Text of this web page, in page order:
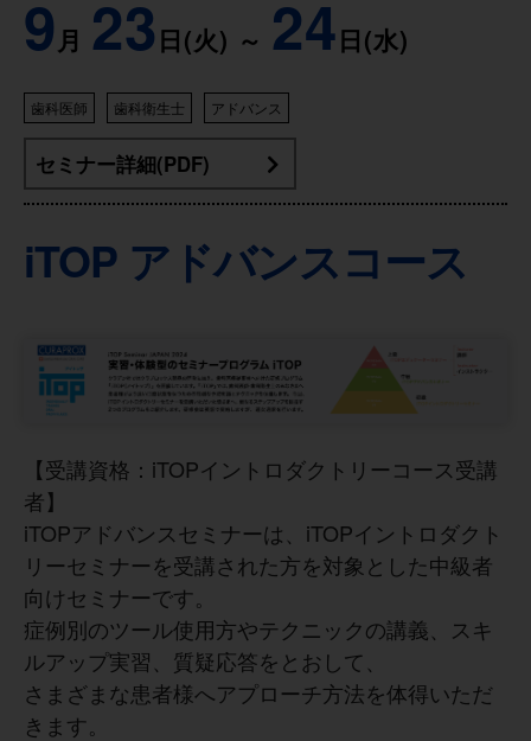
9 月 23 日(火) ～ 24日(水)
歯科医師 歯科衛生士 アドバンス
セミナー詳細(PDF)
iTOP アドバンスコース
【受講資格：iTOPイントロダクトリーコース受講
者】
iTOPアドバンスセミナーは、iTOPイントロダクト
リーセミナーを受講された方を対象とした中級者
向けセミナーです。
症例別のツール使用方やテクニックの講義、スキ
ルアップ実習、質疑応答をとおして、
さまざまな患者様へアプローチ方法を体得いただ
きます。